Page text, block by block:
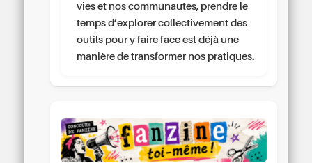
vies et nos communautés, prendre le
temps d’explorer collectivement des
outils pour y faire face est déjà une
manière de transformer nos pratiques.